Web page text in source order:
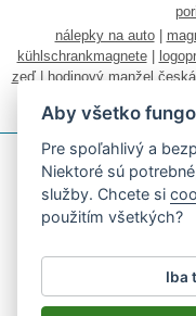
nálepky na auto|
kühlschrankmagnete|
zeď| hodinový manžel
Podľa zákona o
Aby všetko
Pre spoľahlivý a
Niektoré sú
služby. Chcete si
použitím všetkých?
Iba